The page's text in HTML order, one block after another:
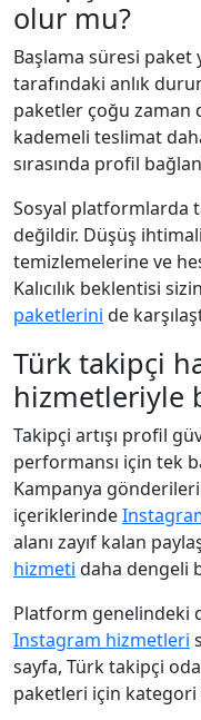
olur mu?
Başlama süresi
tarafındaki anlık
paketler çoğu zaman
kademeli teslimat
sırasında profil
Sosyal platformlarda
değildir. Düşüş
temizlemelerine ve
Kalıcılık beklentisi
paketlerini de
Türk takipçi
hizmetleriyle
Takipçi artışı profil
performansı için tek
Kampanya
içeriklerinde
alanı zayıf kalan
hizmeti daha dengeli
Platform genelindeki
Instagram hizmetleri
sayfa, Türk takipçi
paketleri için kategori